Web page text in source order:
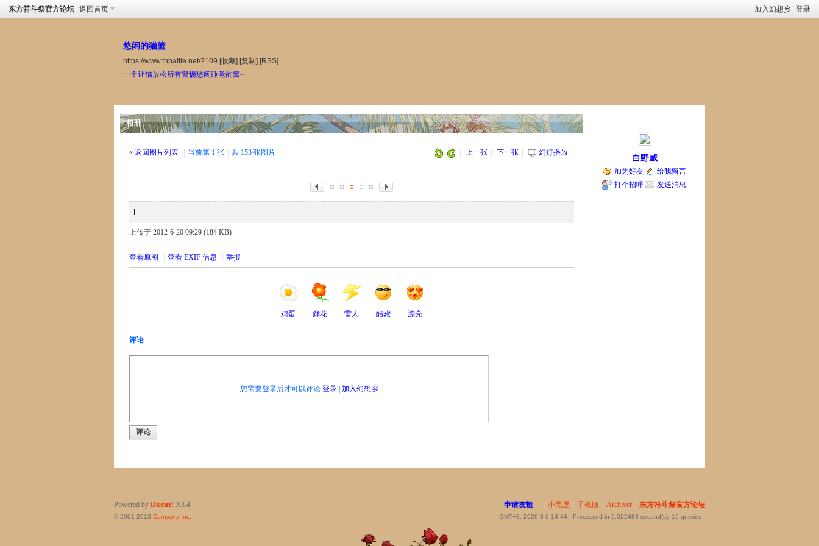
加入幻想乡 登录
东方符斗祭官方论坛 返回首页
悠闲的猫篮
https://www.thbattle.net/?109 [收藏] [复制] [RSS]
一个让猫放松所有警惕悠闲睡觉的窝~
相册
上一张 下一张 幻灯播放
« 返回图片列表 当前第 1 张 共 153 张图片
1
上传于 2012-6-20 09:29 (184 KB)
查看原图 查看 EXIF 信息 举报
鸡蛋 鲜花 雷人 酷毙 漂亮
评论
您需要登录后才可以评论 登录| 加入幻想乡
评论
白野威
加为好友
给我留言
打个招呼
发送消息
申请友链 小黑屋 手机版 Archiver 东方符斗祭官方论坛
GMT+8, 2026-8-6 14:44 , Processed in 0.022483 second(s), 16 queries .
Powered by Discuz! X3.4
© 2001-2013 Comsenz Inc.